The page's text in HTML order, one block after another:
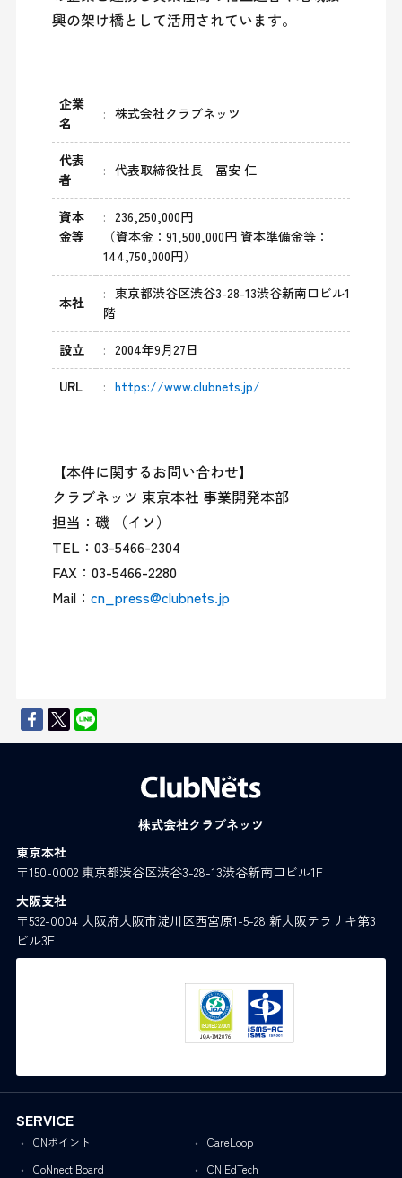
興の架け橋として活用されています。
企業
名
株式会社クラブネッツ
代表
者
代表取締役社長 冨安 仁
資本
金等
236,250,000円
（資本金：91,500,000円 資本準備金等：
144,750,000円）
本社
東京都渋谷区渋谷3-28-13渋谷新南口ビル1
階
設立 2004年9月27日
URL https://www.clubnets.jp/
【本件に関するお問い合わせ】
クラブネッツ 東京本社 事業開発本部
担当：磯 （イソ）
TEL：03-5466-2304
FAX：03-5466-2280
Mail： cn_press@clubnets.jp
株式会社クラブネッツ
東京本社
〒150-0002 東京都渋谷区渋谷3-28-13渋谷新南口ビル1F
大阪支社
〒532-0004 大阪府大阪市淀川区西宮原1-5-28 新大阪テラサキ第3
ビル3F
SERVICE
CNポイント
CareLoop
CoNnect Board
CN EdTech